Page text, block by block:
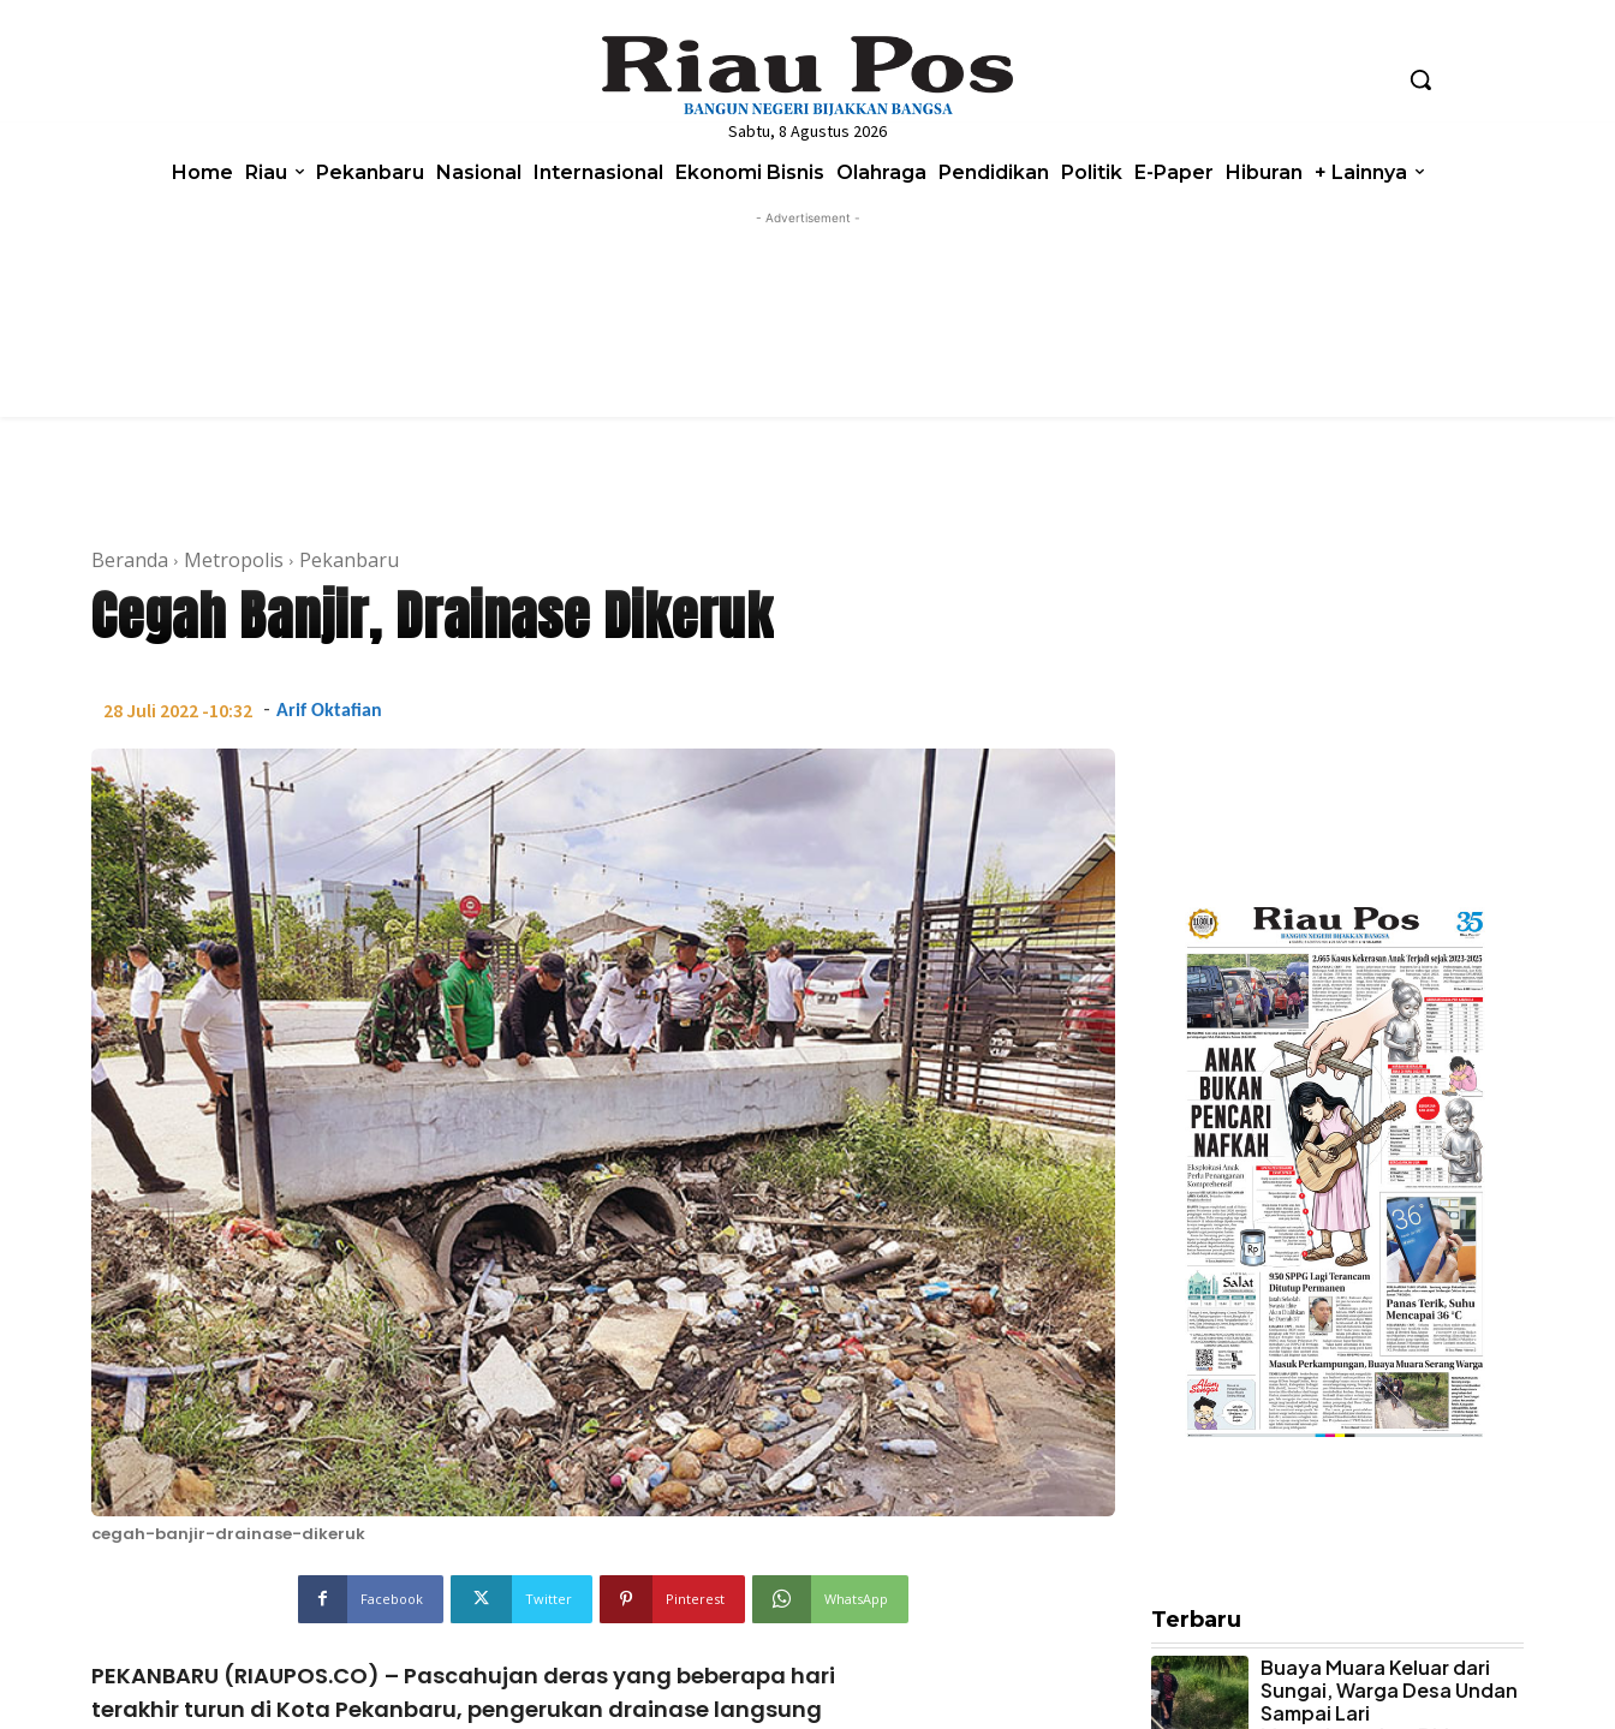
Sabtu, 8 Agustus 2026
Home Riau Pekanbaru Nasional Internasional Ekonomi Bisnis Olahraga Pendidikan Politik E-Paper Hiburan + Lainnya
- Advertisement -
Beranda Metropolis Pekanbaru
Cegah Banjir, Drainase Dikeruk
28 Juli 2022 -10:32 - Arif Oktafian
cegah-banjir-drainase-dikeruk
Facebook Twitter Pinterest WhatsApp
PEKANBARU (RIAUPOS.CO) – Pascahujan deras yang beberapa hari
terakhir turun di Kota Pekanbaru, pengerukan drainase langsung
Terbaru
Buaya Muara Keluar dari
Sungai, Warga Desa Undan
Sampai Lari